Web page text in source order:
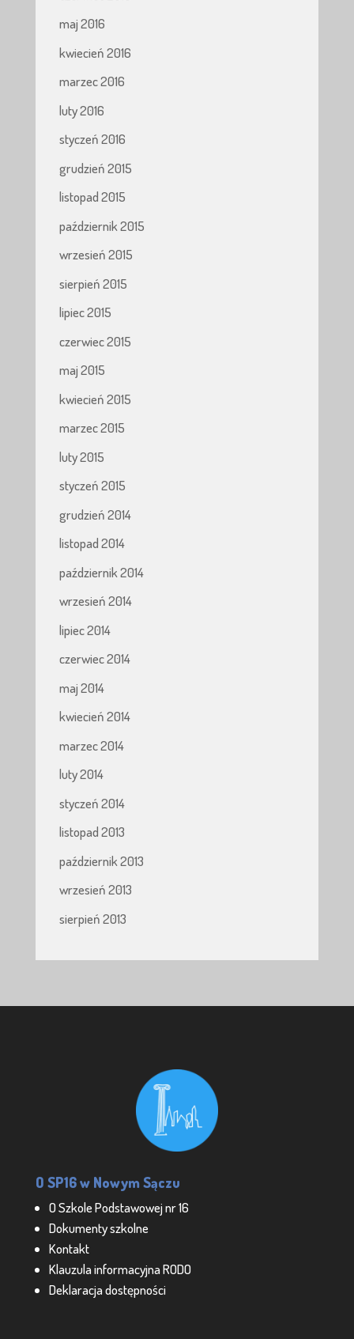
maj 2016
kwiecień 2016
marzec 2016
luty 2016
styczeń 2016
grudzień 2015
listopad 2015
październik 2015
wrzesień 2015
sierpień 2015
lipiec 2015
czerwiec 2015
maj 2015
kwiecień 2015
marzec 2015
luty 2015
styczeń 2015
grudzień 2014
listopad 2014
październik 2014
wrzesień 2014
lipiec 2014
czerwiec 2014
maj 2014
kwiecień 2014
marzec 2014
luty 2014
styczeń 2014
listopad 2013
październik 2013
wrzesień 2013
sierpień 2013
O SP16 w Nowym Sączu
O Szkole Podstawowej nr 16
Dokumenty szkolne
Kontakt
Klauzula informacyjna RODO
Deklaracja dostępności